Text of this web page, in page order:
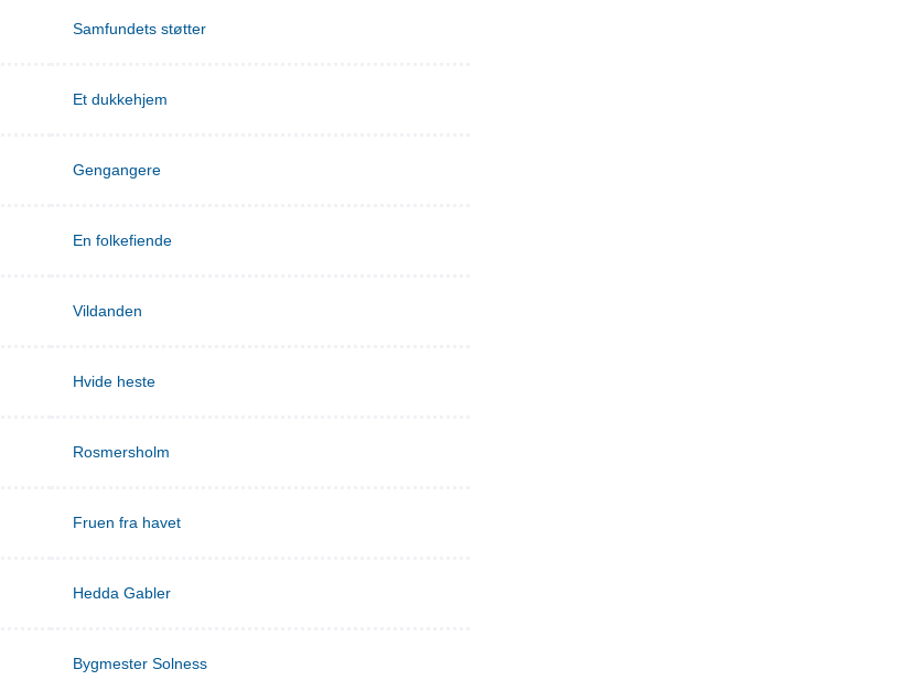
Samfundets støtter
Et dukkehjem
Gengangere
En folkefiende
Vildanden
Hvide heste
Rosmersholm
Fruen fra havet
Hedda Gabler
Bygmester Solness